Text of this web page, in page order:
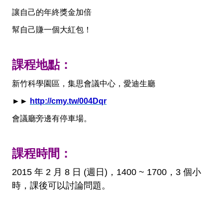
讓自己的年終獎金加倍
幫自己賺一個大紅包！
課程地點：
新竹科學園區，集思會議中心，愛迪生廳
►► http://cmy.tw/004Dqr
會議廳旁邊有停車場。
課程時間：
2015 年 2 月 8 日 (週日)，1400 ~ 1700，3 個小
時，課後可以討論問題。